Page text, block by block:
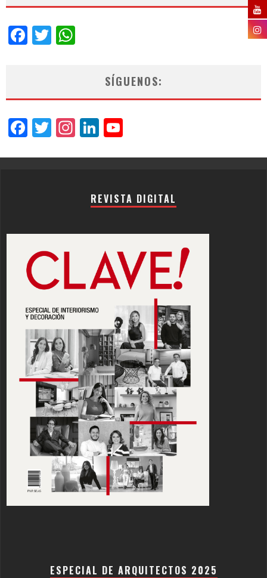
Facebook
Twitter
SÍGUENOS:
Facebook
Twitter
Instagram
LinkedIn
REVISTA DIGITAL
ESPECIAL DE ARQUITECTOS 2025